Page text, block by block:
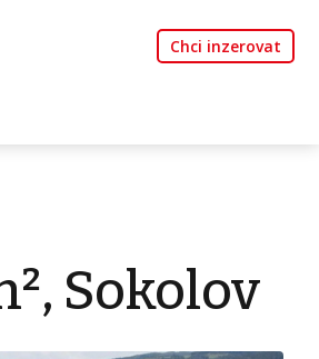
Chci inzerovat
Sokolov